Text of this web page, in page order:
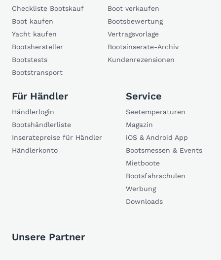
Checkliste Bootskauf
Boot kaufen
Yacht kaufen
Bootshersteller
Bootstests
Bootstransport
Boot verkaufen
Bootsbewertung
Vertragsvorlage
Bootsinserate-Archiv
Kundenrezensionen
Für Händler
Händlerlogin
Bootshändlerliste
Inseratepreise für Händler
Händlerkonto
Service
Seetemperaturen
Magazin
iOS & Android App
Bootsmessen & Events
Mietboote
Bootsfahrschulen
Werbung
Downloads
Unsere Partner